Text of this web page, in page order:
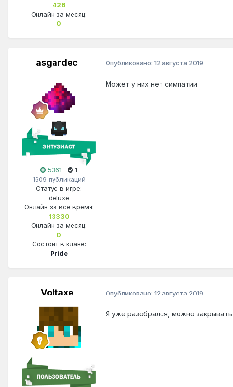
426
Онлайн за месяц:
0
asgardec
5361
1
1609 публикаций
Статус в игре:
deluxe
Онлайн за всё время:
13330
Онлайн за месяц:
0
Состоит в клане:
Pride
Опубликовано: 12 августа 2019
Может у них нет симпатии
Voltaxe Опубликовано: 12 августа 2019
Я уже разобрался, можно